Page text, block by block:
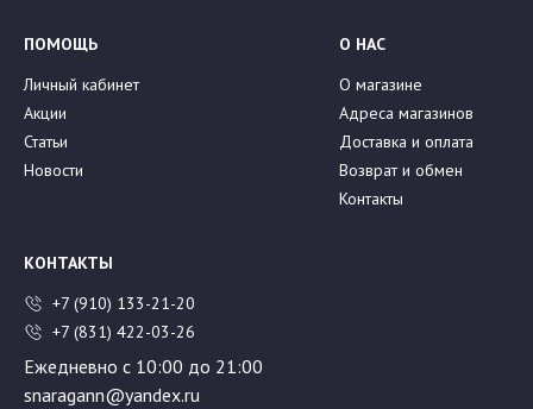
ПОМОЩЬ
Личный кабинет
Акции
Статьи
Новости
О НАС
О магазине
Адреса магазинов
Доставка и оплата
Возврат и обмен
Контакты
КОНТАКТЫ
+7 (910) 133-21-20
+7 (831) 422-03-26
Ежедневно с 10:00 до 21:00
snaragann@yandex.ru